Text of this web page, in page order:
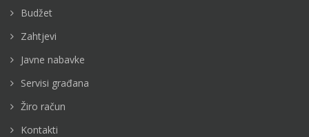
Budžet
Zahtjevi
Javne nabavke
Servisi građana
Žiro račun
Kontakti